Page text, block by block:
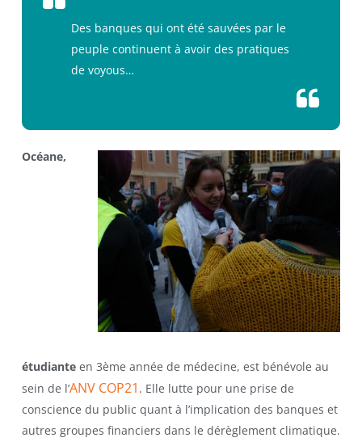
Des banques qui ont été sauvées par le
peuple continuent à avoir des pratiques
de voyous…
Océane,
étudianteen 3ème année de médecine, est bénévole au
sein de l’ANV COP21 . Elle lutte pour une prise de
conscience du public quant à l’implication des banques et
autres groupes financiers dans le dérèglement climatique.